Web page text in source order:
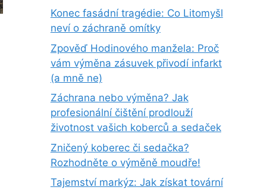
Konec fasádní tragédie: Co Litomyšl
neví o záchraně omítky
Zpověď Hodinového manžela: Proč
vám výměna zásuvek přivodí infarkt
(a mně ne)
Záchrana nebo výměna? Jak
profesionální čištění prodlouží
životnost vašich koberců a sedaček
Zničený koberec či sedačka?
Rozhodněte o výměně moudře!
Tajemství markýz: Jak získat tovární